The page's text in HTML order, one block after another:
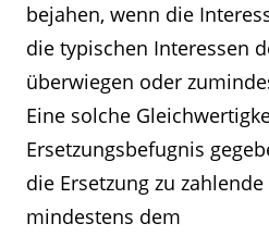
bejahen, wenn die
die typischen Interessen
überwiegen oder
Eine solche
Ersetzungsbefugnis
die Ersetzung zu
mindestens dem